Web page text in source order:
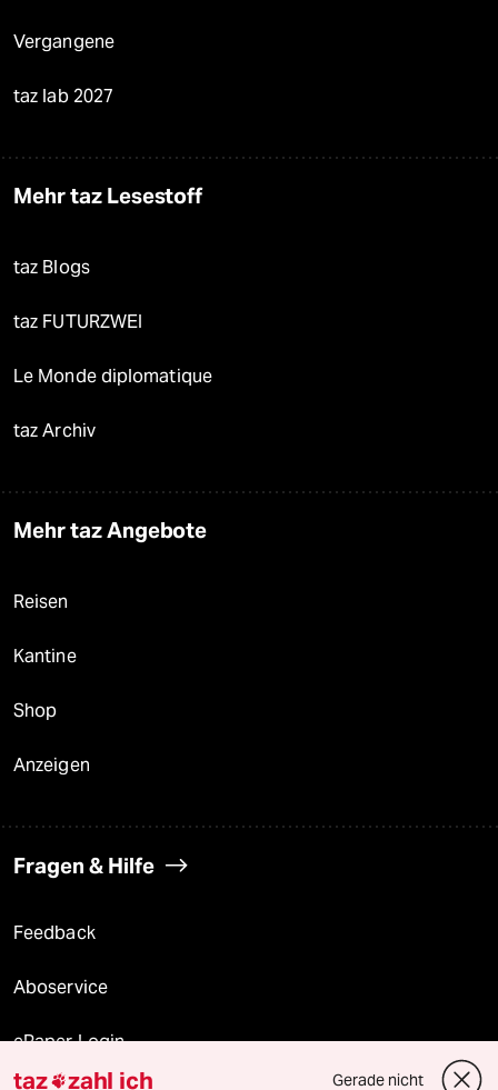
Vergangene
taz lab 2027
Mehr taz Lesestoff
taz Blogs
taz FUTURZWEI
Le Monde diplomatique
taz Archiv
Mehr taz Angebote
Reisen
Kantine
Shop
Anzeigen
Fragen & Hilfe
Feedback
Aboservice
ePaper Login
taz zahl ich Gerade nicht